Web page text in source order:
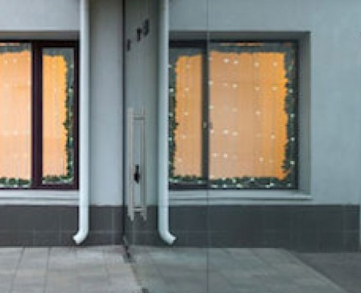
Средний, Выше среднего, Люкс / Премиум
Вино и алкогольные напитки